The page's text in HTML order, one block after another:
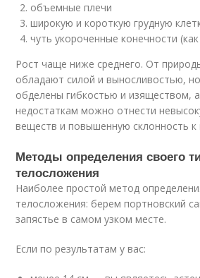
объемные плечи
широкую и короткую грудную
чуть укороченные конечности
Рост чаще ниже среднего. От
обладают силой и выносливостью,
обделены гибкостью и изяществом,
недостаткам можно отнести
веществ и повышенную склонность к
Методы определения своего
телосложения
Наиболее простой метод
телосложения: берем портновский
запястье в самом узком месте.
Если по результатам у вас: